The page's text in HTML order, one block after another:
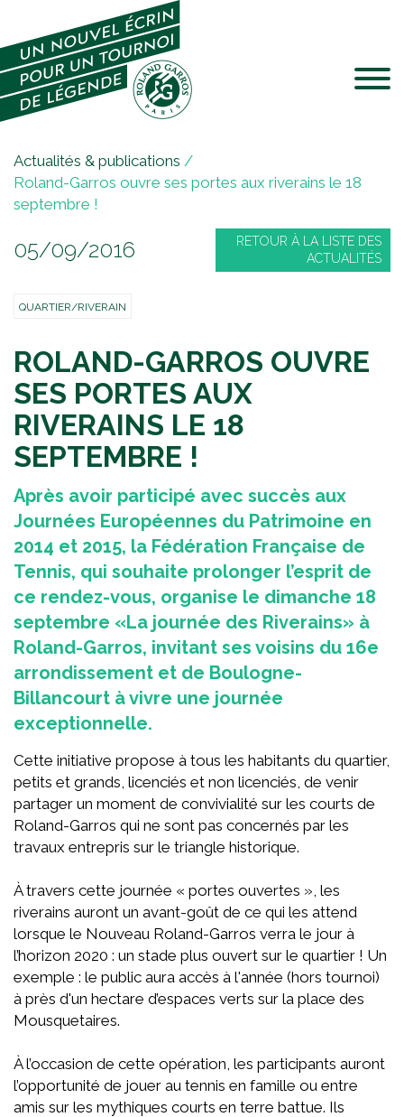
Jump to navigation
V
o
u
ê
s
c
i
Actualités & publications /
Roland-Garros ouvre ses portes aux riverains le 18
septembre !
05/09/2016
RETOUR À LA LISTE DES
ACTUALITÉS
QUARTIER/RIVERAIN
ROLAND-GARROS OUVRE
SES PORTES AUX
RIVERAINS LE 18
SEPTEMBRE !
Après avoir participé avec succès aux
Journées Européennes du Patrimoine en
2014 et 2015, la Fédération Française de
Tennis, qui souhaite prolonger l’esprit de
ce rendez-vous, organise le dimanche 18
septembre «La journée des Riverains» à
Roland-Garros, invitant ses voisins du 16e
arrondissement et de Boulogne-
Billancourt à vivre une journée
exceptionnelle.
Cette initiative propose à tous les habitants du quartier,
petits et grands, licenciés et non licenciés, de venir
partager un moment de convivialité sur les courts de
Roland-Garros qui ne sont pas concernés par les
travaux entrepris sur le triangle historique.
À travers cette journée « portes ouvertes », les
riverains auront un avant-goût de ce qui les attend
lorsque le Nouveau Roland-Garros verra le jour à
l’horizon 2020 : un stade plus ouvert sur le quartier ! Un
exemple : le public aura accès à l'année (hors tournoi)
à près d'un hectare d’espaces verts sur la place des
Mousquetaires.
À l’occasion de cette opération, les participants auront
l’opportunité de jouer au tennis en famille ou entre
amis sur les mythiques courts en terre battue. Ils